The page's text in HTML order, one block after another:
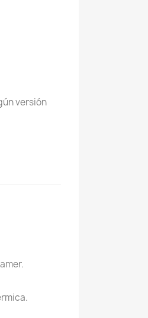
versión